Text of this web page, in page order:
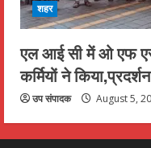
शहर
एल आई सी में ओ एफ
कर्मियों ने किया,प्रदर्शन
उप संपादक August 5,